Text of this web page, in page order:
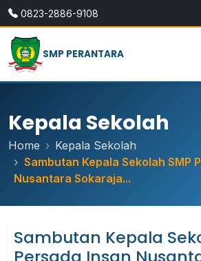
0823-2886-9108
SMP PERANTARA
Kepala Sekolah
Home
Kepala Sekolah
Sambutan Kepala Sekolah SMP
Nusantara Sokaraja...
Sambutan Kepala